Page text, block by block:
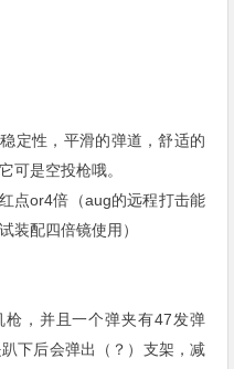
定性，平滑的弹道，舒适的
可是空投枪哦。
点or4倍（aug的远程打击能
装配四倍镜使用）
，并且一个弹夹有47发弹
下后会弹出（？）支架，减